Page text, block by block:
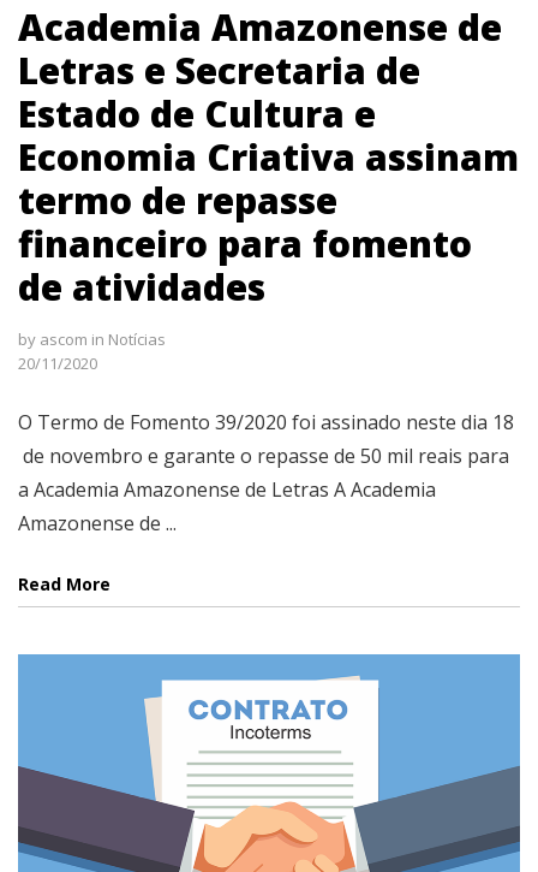
Academia Amazonense de
Letras e Secretaria de
Estado de Cultura e
Economia Criativa assinam
termo de repasse
financeiro para fomento
de atividades
by ascom in Notícias
20/11/2020
O Termo de Fomento 39/2020 foi assinado neste dia 18
de novembro e garante o repasse de 50 mil reais para
a Academia Amazonense de Letras A Academia
Amazonense de ...
Read More